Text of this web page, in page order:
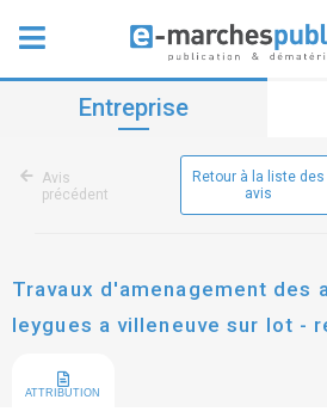
Entreprise
Avis
précédent
Retour à la liste des
avis
Travaux d'amenagement des
leygues a villeneuve sur lot -
ATTRIBUTION